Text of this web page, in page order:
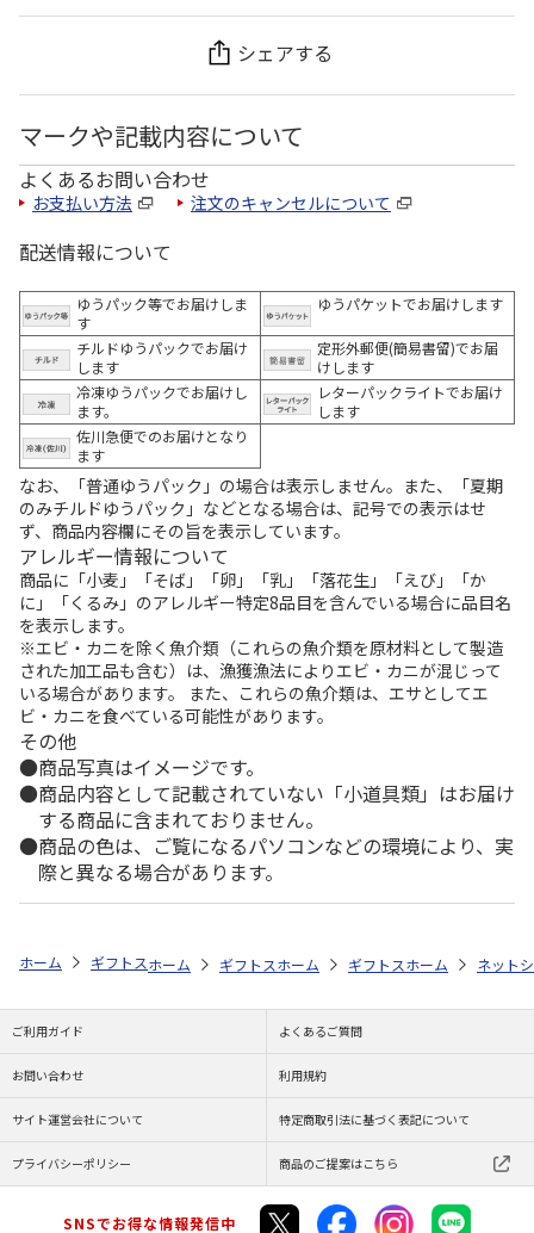
シェアする
マークや記載内容について
よくあるお問い合わせ
お支払い方法 注文のキャンセルについて
配送情報について
ゆうパック等でお届けしま
す
ゆうパケットでお届けします
チルドゆうパックでお届け
します
定形外郵便(簡易書留)でお届
けします
冷凍ゆうパックでお届けし
ます。
レターパックライトでお届け
します
佐川急便でのお届けとなり
ます
なお、「普通ゆうパック」の場合は表示しません。また、「夏期
のみチルドゆうパック」などとなる場合は、記号での表示はせ
ず、商品内容欄にその旨を表示しています。
アレルギー情報について
商品に「小麦」「そば」「卵」「乳」「落花生」「えび」「か
に」「くるみ」のアレルギー特定8品目を含んでいる場合に品目名
を表示します。
※エビ・カニを除く魚介類（これらの魚介類を原材料として製造
された加工品も含む）は、漁獲漁法によりエビ・カニが混じって
いる場合があります。 また、これらの魚介類は、エサとしてエ
ビ・カニを食べている可能性があります。
その他
商品写真はイメージです。
商品内容として記載されていない「小道具類」はお届け
する商品に含まれておりません。
商品の色は、ご覧になるパソコンなどの環境により、実
際と異なる場合があります。
ホーム ギフトストア お中元・夏ギフト特集 2026 おすすめ ご当地
ホーム ギフトストア お中元・夏ギフト特集 2026
ホーム ギフトストア お中元・
ホーム ネット
ご利用ガイド よくあるご質問
お問い合わせ 利用規約
サイト運営会社について 特定商取引法に基づく表記について
プライバシーポリシー 商品のご提案はこちら
SNSでお得な情報発信中